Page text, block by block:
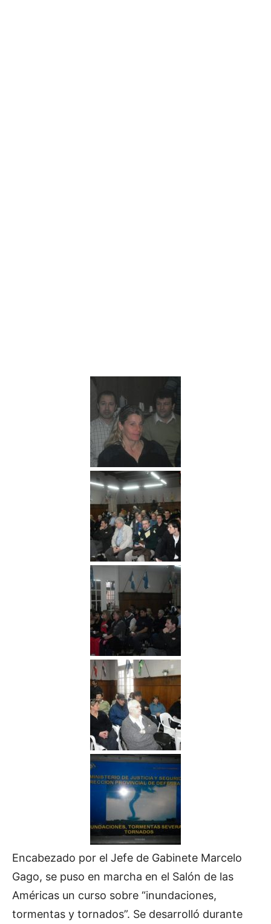
Encabezado por el Jefe de Gabinete Marcelo
Gago, se puso en marcha en el Salón de las
Américas un curso sobre “inundaciones,
tormentas y tornados”. Se desarrolló durante